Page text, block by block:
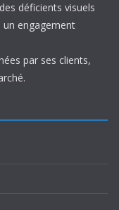
déficients visuels
un engagement
par ses clients,